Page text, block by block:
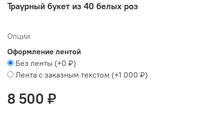
Траурный букет из 40 белых роз
Опции
Оформление лентой
Без ленты (+0 ₽)
Лента с заказным текстом (+1 000 ₽)
8 500 ₽